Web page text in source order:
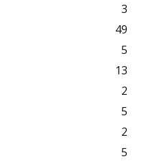
3
49
5
13
2
5
2
5